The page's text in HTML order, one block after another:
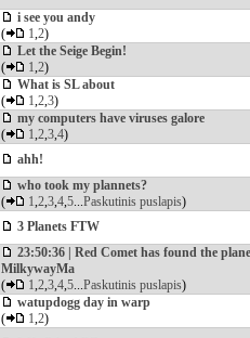
i see you andy
(
1,2)
Let the Seige Begin!
(
1,2)
What is SL about
(
1,2,3)
my computers have viruses galore
(
1,2,3,4)
ahh!
who took my plannets?
(
1,2,3,4,5...Paskutinis puslapis)
3 Planets FTW
23:50:36 | Red Comet has found the
MilkywayMa
(
1,2,3,4,5...Paskutinis puslapis)
watupdogg day in warp
(
1,2)